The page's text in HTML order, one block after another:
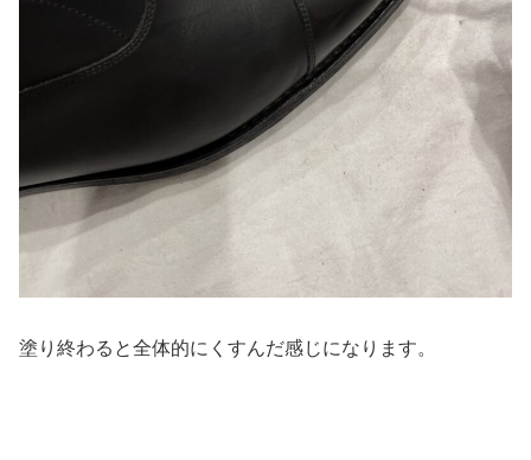
塗り終わると全体的にくすんだ感じになります。